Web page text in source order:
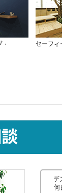
セーフィ
デ
何